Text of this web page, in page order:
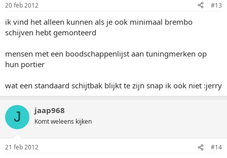
20 feb 2012 #13
ik vind het alleen kunnen als je ook minimaal brembo
schijven hebt gemonteerd
mensen met een boodschappenlijst aan tuningmerken op
hun portier
wat een standaard schijtbak blijkt te zijn snap ik ook niet :jerry
J jaap968
Komt weleens kijken
21 feb 2012 #14